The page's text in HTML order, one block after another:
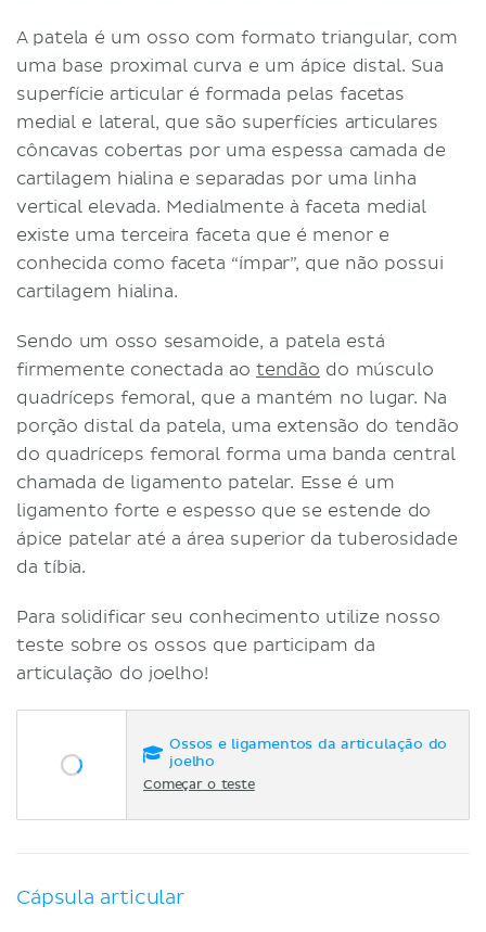
A patela é um osso com formato triangular, com
uma base proximal curva e um ápice distal. Sua
superfície articular é formada pelas facetas
medial e lateral, que são superfícies articulares
côncavas cobertas por uma espessa camada de
cartilagem hialina e separadas por uma linha
vertical elevada. Medialmente à faceta medial
existe uma terceira faceta que é menor e
conhecida como faceta “ímpar”, que não possui
cartilagem hialina.
Sendo um osso sesamoide, a patela está
firmemente conectada ao tendão do músculo
quadríceps femoral, que a mantém no lugar. Na
porção distal da patela, uma extensão do tendão
do quadríceps femoral forma uma banda central
chamada de ligamento patelar. Esse é um
ligamento forte e espesso que se estende do
ápice patelar até a área superior da tuberosidade
da tíbia.
Para solidificar seu conhecimento utilize nosso
teste sobre os ossos que participam da
articulação do joelho!
Ossos e ligamentos da articulação do
joelho
Começar o teste
Cápsula articular